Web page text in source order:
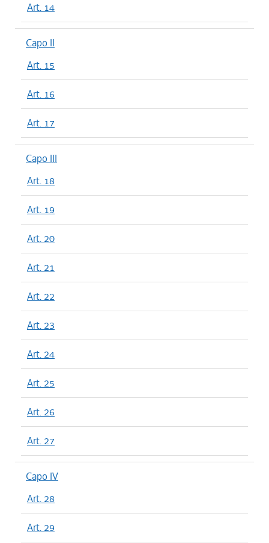
Art. 14
Capo II
Art. 15
Art. 16
Art. 17
Capo III
Art. 18
Art. 19
Art. 20
Art. 21
Art. 22
Art. 23
Art. 24
Art. 25
Art. 26
Art. 27
Capo IV
Art. 28
Art. 29